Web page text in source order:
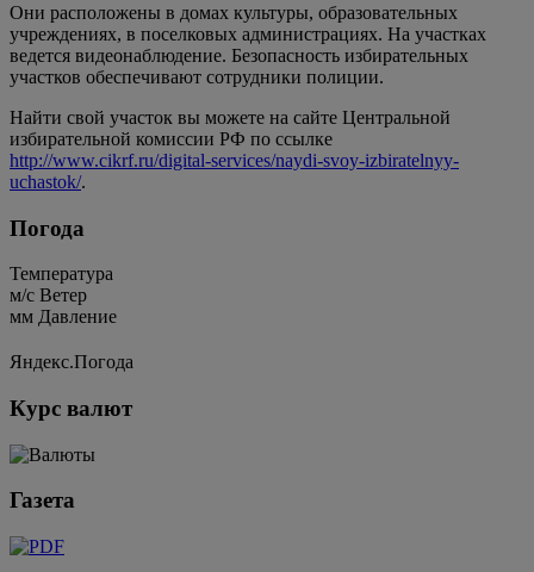
Они расположены в домах культуры, образовательных
учреждениях, в поселковых администрациях. На участках
ведется видеонаблюдение. Безопасность избирательных
участков обеспечивают сотрудники полиции.
Найти свой участок вы можете на сайте Центральной
избирательной комиссии РФ по ссылке
http://www.cikrf.ru/digital-services/naydi-svoy-izbiratelnyy-
uchastok/.
Погода
Температура
м/c Ветер
мм Давление
Яндекс.Погода
Курс валют
Газета